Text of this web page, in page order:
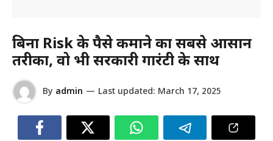
बिना Risk के पैसे कमाने का सबसे आसान
तरीका, वो भी सरकारी गारंटी के साथ
By admin — Last updated: March 17, 2025